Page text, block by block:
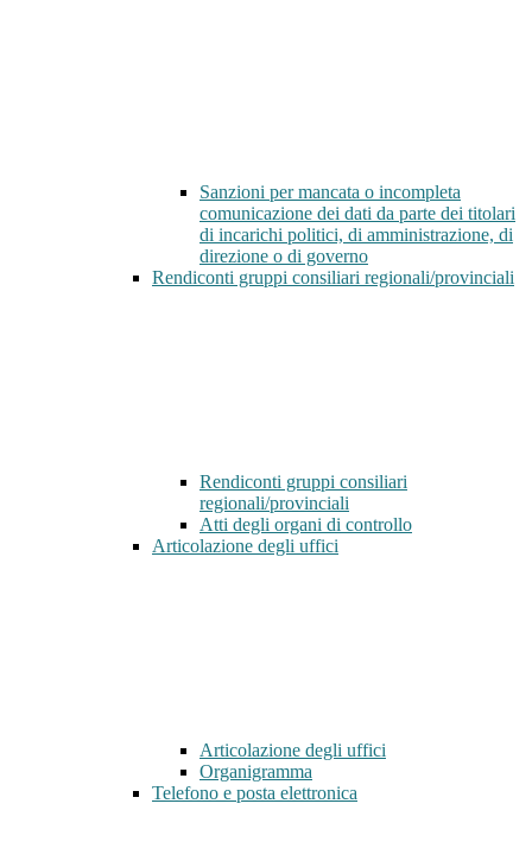
Sanzioni per mancata o incompleta
comunicazione dei dati da parte dei titolari
di incarichi politici, di amministrazione, di
direzione o di governo
Rendiconti gruppi consiliari regionali/provinciali
Rendiconti gruppi consiliari
regionali/provinciali
Atti degli organi di controllo
Articolazione degli uffici
Articolazione degli uffici
Organigramma
Telefono e posta elettronica